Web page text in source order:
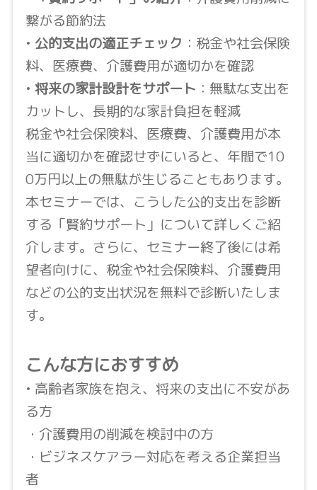
繋がる節約法
• 公的支出の適正チェック ：税金や社会保険
料、医療費、介護費用が適切かを確認
• 将来の家計設計をサポート ：無駄な支出を
カットし、長期的な家計負担を軽減
税金や社会保険料、医療費、介護費用が本
当に適切かを確認せずにいると、年間で10
0万円以上の無駄が生じることもあります。
本セミナーでは、こうした公的支出を診断
する「賢約サポート」について詳しくご紹
介します。さらに、セミナー終了後には希
望者向けに、税金や社会保険料、介護費用
などの公的支出状況を無料で診断いたしま
す。
こんな方におすすめ
• 高齢者家族を抱え、将来の支出に不安があ
る方
・介護費用の削減を検討中の方
・ビジネスケアラー対応を考える企業担当
者